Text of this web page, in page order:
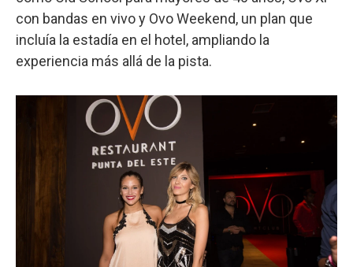
con bandas en vivo y Ovo Weekend, un plan que
incluía la estadía en el hotel, ampliando la
experiencia más allá de la pista.